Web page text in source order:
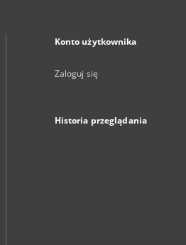
Konto użytkownika
Zaloguj się
Historia przeglądania